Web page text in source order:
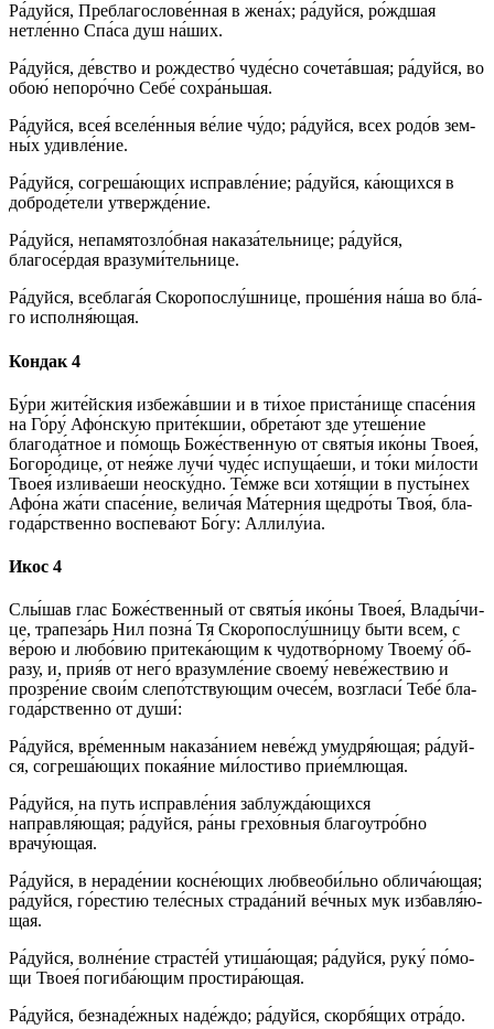
Ра́­дуй­ся, Преблагослове́нная в же­на́х; ра́­дуй­ся, ро́жд­шая
нетле́нно Спа́­са душ на́­ших.
Ра́­дуй­ся, де́вство и рождество́ чу­де́с­но сочета́вшая; ра́­дуй­ся, во
обою́ непоро́чно Се­бе́ сохра́ньшая.
Ра́­дуй­ся, всея́ вселе́нныя ве́­лие чу́­до; ра́­дуй­ся, всех ро­до́в зем­
ны́х удив­ле́­ние.
Ра́­дуй­ся, согреша́ющих ис­прав­ле́­ние; ра́­дуй­ся, ка́ю­щих­ся в
доброде́тели утвер­жде́­ние.
Ра́­дуй­ся, непамятозло́бная наказа́тельнице; ра́­дуй­ся,
благосе́рдая вразуми́тельнице.
Ра́­дуй­ся, всеблага́я Скоропослу́шнице, про­ше́­ния на́­ша во бла́­
го исполня́ющая.
Кондак 4
Бу́ри жите́йския избежа́вшии и в ти́­хое при­ста́­ни­ще спа­се́­ния
на Го́ру́ Афо́нскую прите́кшии, обрета́ют зде уте­ше́­ние
благода́тное и по́­мощь Боже́ственную от свя­ты́я ико́­ны Твоея́,
Бо­го­ро́­ди­це, от нея́же лучи́ чу­де́с испуща́еши, и то́­ки ми́­лос­ти
Твоея́ излива́еши не­ос­ку́д­но. Те́м­же вси хотя́щии в пусты́нех
Афо́на жа́ти спа­се́­ние, велича́я Ма́терния щед­ро́­ты Твоя́, бла­
го­да́р­ствен­но вос­пе­ва́­ют Бо́­гу: Алли­лу́иа.
Икос 4
Слы́шав глас Бо­же́ст­вен­ный от свя­ты́я ико́­ны Твоея́, Вла­ды́­чи­
це, трапеза́рь Нил по­зна́ Тя Скоропослу́шницу бы­ти всем, с
ве́­рою и лю­бо́­вию при­те­ка́ю­щим к чудотво́рному Тво­ему́ о́б­
ра­зу, и, прия́в от не­го́ вразумле́ние сво­ему́ неве́жествию и
про­зре́­ние сво­и́м слепо́тствующим оче­се́м, возгласи́ Те­бе́ бла­
го­да́р­ствен­но от ду­ши́:
Ра́­дуй­ся, вре́менным наказа́нием неве́жд умудря́ющая; ра́­дуй­
ся, согреша́ющих по­кая́­ние ми́­ло­сти­во при­е́м­лю­щая.
Ра́­дуй­ся, на путь исправле́ния заблужда́ющихся
направля́ющая; ра́­дуй­ся, ра́­ны гре­хо́в­ныя бла­го­утро́б­но
врачу́ющая.
Ра́­дуй­ся, в нераде́нии косне́ющих любвеоби́льно об­ли­ча́ю­щая;
ра́­дуй­ся, го́рестию те­ле́с­ных страда́ний ве́ч­ных мук из­бав­ля́ю­
щая.
Ра́­дуй­ся, волне́ние страс­те́й утиша́ющая; ра́­дуй­ся, ру­ку́ по́­мо­
щи Твоея́ погиба́ющим простира́ющая.
Ра́­дуй­ся, безнаде́жных на­де́ж­до; ра́­дуй­ся, скор­бя́­щих от­ра́­до.